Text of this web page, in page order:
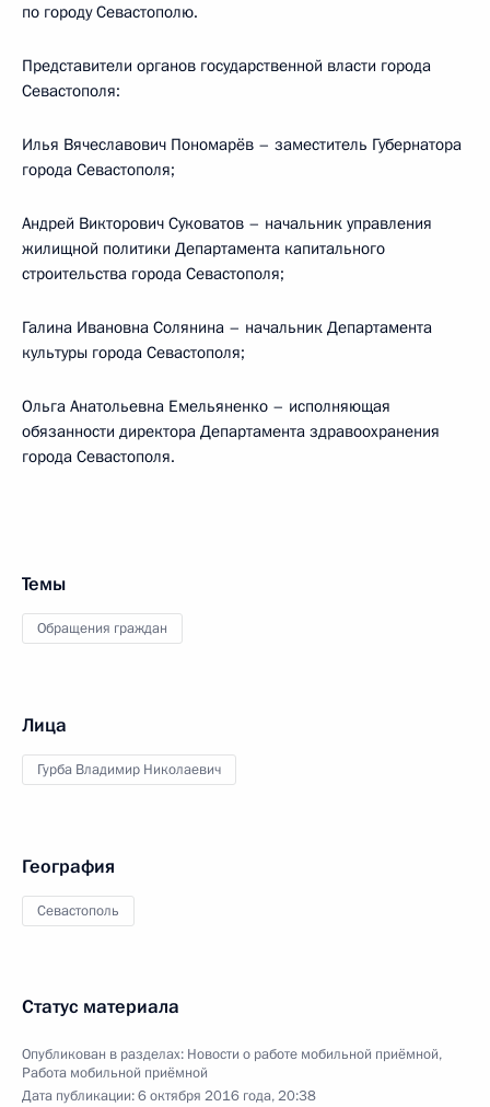
по городу Севастополю.
Представители органов государственной власти города
Севастополя:
Илья Вячеславович Пономарёв – заместитель Губернатора
города Севастополя;
Андрей Викторович Суковатов – начальник управления
жилищной политики Департамента капитального
строительства города Севастополя;
Галина Ивановна Солянина – начальник Департамента
культуры города Севастополя;
Ольга Анатольевна Емельяненко – исполняющая
обязанности директора Департамента здравоохранения
города Севастополя.
Темы
Обращения граждан
Лица
Гурба Владимир Николаевич
География
Севастополь
Статус материала
Опубликован в разделах: Новости о работе мобильной приёмной,
Работа мобильной приёмной
Дата публикации:6 октября 2016 года, 20:38